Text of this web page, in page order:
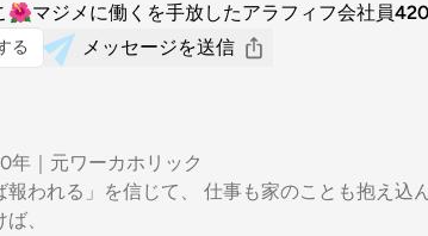
🌺マジメに働くを手放したアラフィフ会社員420
る メッセージを送信
年｜元ワーカホリック
報われる」を信じて、 仕事も家のことも抱え込
、